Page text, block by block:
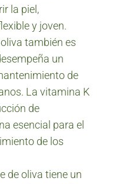
la piel,
y joven.
también es
un
de
La vitamina K
de
esencial para el
de los
de oliva tiene un